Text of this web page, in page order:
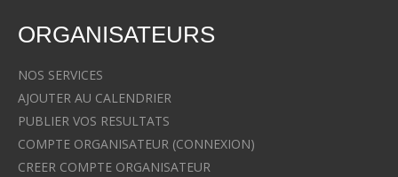
ORGANISATEURS
NOS SERVICES
AJOUTER AU CALENDRIER
PUBLIER VOS RESULTATS
COMPTE ORGANISATEUR (CONNEXION)
CREER COMPTE ORGANISATEUR